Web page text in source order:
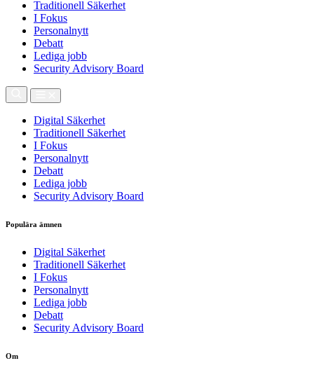
Traditionell Säkerhet
I Fokus
Personalnytt
Debatt
Lediga jobb
Security Advisory Board
Digital Säkerhet
Traditionell Säkerhet
I Fokus
Personalnytt
Debatt
Lediga jobb
Security Advisory Board
Populära ämnen
Digital Säkerhet
Traditionell Säkerhet
I Fokus
Personalnytt
Lediga jobb
Debatt
Security Advisory Board
Om